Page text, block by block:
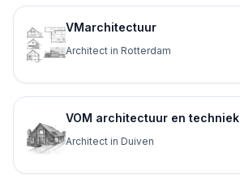
VMarchitectuur
Architect in Rotterdam
VOM architectuur en techniek
Architect in Duiven